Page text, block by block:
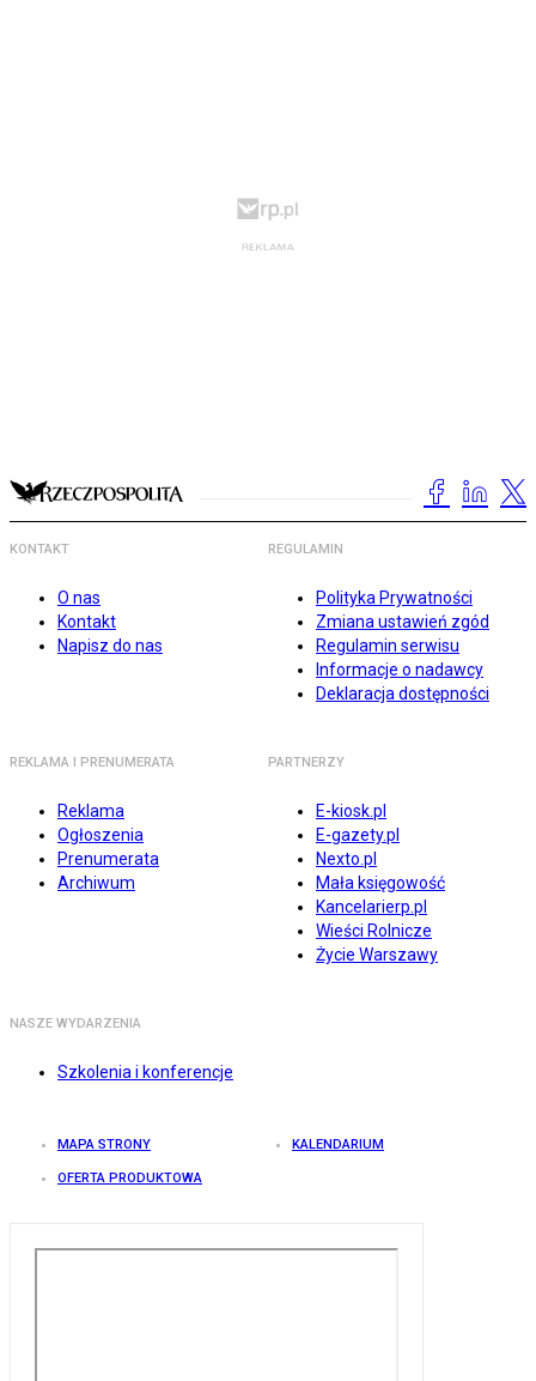
KONTAKT
O nas
Kontakt
Napisz do nas
REGULAMIN
Polityka Prywatności
Zmiana ustawień zgód
Regulamin serwisu
Informacje o nadawcy
Deklaracja dostępności
REKLAMA I PRENUMERATA
Reklama
Ogłoszenia
Prenumerata
Archiwum
PARTNERZY
E-kiosk.pl
E-gazety.pl
Nexto.pl
Mała księgowość
Kancelarierp.pl
Wieści Rolnicze
Życie Warszawy
NASZE WYDARZENIA
Szkolenia i konferencje
MAPA STRONY KALENDARIUM
OFERTA PRODUKTOWA